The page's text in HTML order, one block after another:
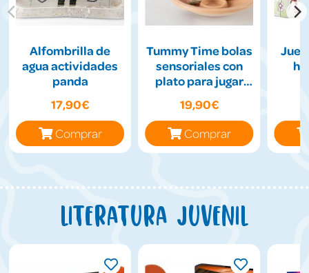
Alfombrilla de
agua actividades
panda
17,90€
Comprar
Tummy Time bolas
sensoriales con
plato para jugar
19,90€
Comprar
Literatura juvenil